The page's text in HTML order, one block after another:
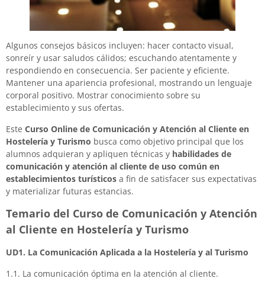
Algunos consejos básicos incluyen: hacer contacto visual,
sonreír y usar saludos cálidos; escuchando atentamente y
respondiendo en consecuencia. Ser paciente y eficiente.
Mantener una apariencia profesional, mostrando un lenguaje
corporal positivo. Mostrar conocimiento sobre su
establecimiento y sus ofertas.
Este Curso Online de Comunicación y Atención al Cliente en
Hostelería y Turismo busca como objetivo principal que los
alumnos adquieran y apliquen técnicas y habilidades de
comunicación y atención al cliente de uso común en
establecimientos turísticos a fin de satisfacer sus expectativas
y materializar futuras estancias.
Temario del Curso de Comunicación y Atención
al Cliente en Hostelería y Turismo
UD1. La Comunicación Aplicada a la Hostelería y al Turismo
1.1. La comunicación óptima en la atención al cliente.